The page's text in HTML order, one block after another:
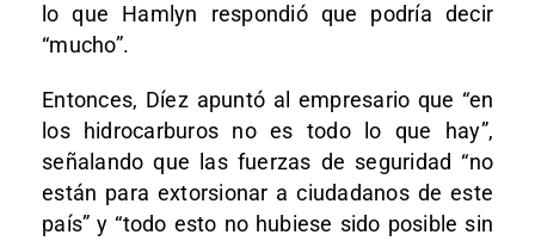
lo que Hamlyn respondió que podría decir
“mucho”.
Entonces, Díez apuntó al empresario que “en
los hidrocarburos no es todo lo que hay”,
señalando que las fuerzas de seguridad “no
están para extorsionar a ciudadanos de este
país” y “todo esto no hubiese sido posible sin